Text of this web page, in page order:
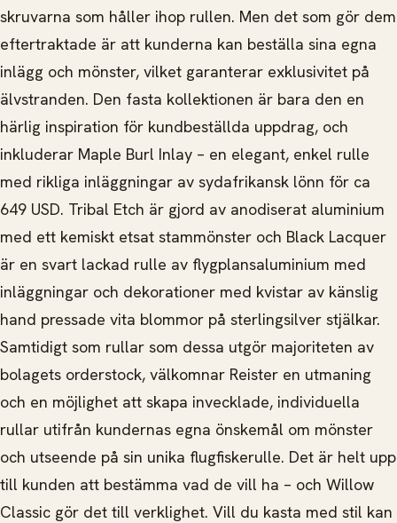
skruvarna som håller ihop rullen. Men det som gör dem
eftertraktade är att kunderna kan beställa sina egna
inlägg och mönster, vilket garanterar exklusivitet på
älvstranden. Den fasta kollektionen är bara den en
härlig inspiration för kundbeställda uppdrag, och
inkluderar Maple Burl Inlay – en elegant, enkel rulle
med rikliga inläggningar av sydafrikansk lönn för ca
649 USD. Tribal Etch är gjord av anodiserat aluminium
med ett kemiskt etsat stammönster och Black Lacquer
är en svart lackad rulle av flygplansaluminium med
inläggningar och dekorationer med kvistar av känslig
hand pressade vita blommor på sterlingsilver stjälkar.
Samtidigt som rullar som dessa utgör majoriteten av
bolagets orderstock, välkomnar Reister en utmaning
och en möjlighet att skapa invecklade, individuella
rullar utifrån kundernas egna önskemål om mönster
och utseende på sin unika flugfiskerulle. Det är helt upp
till kunden att bestämma vad de vill ha – och Willow
Classic gör det till verklighet. Vill du kasta med stil kan